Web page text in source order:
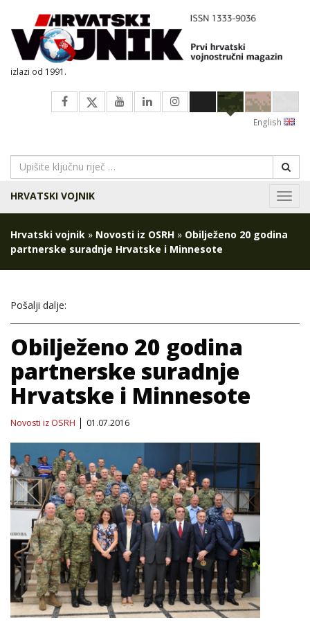
izlazi od 1991.
English
HRVATSKI VOJNIK
Hrvatski vojnik » Novosti iz OSRH » Obilježeno 20 godina
partnerske suradnje Hrvatske i Minnesote
Pošalji dalje:
Obilježeno 20 godina
partnerske suradnje
Hrvatske i Minnesote
Novosti iz OSRH 01.07.2016